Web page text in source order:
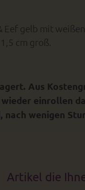
Eef gelb mit
cm groß.
Aus
einrollen
wenigen
Artikel die